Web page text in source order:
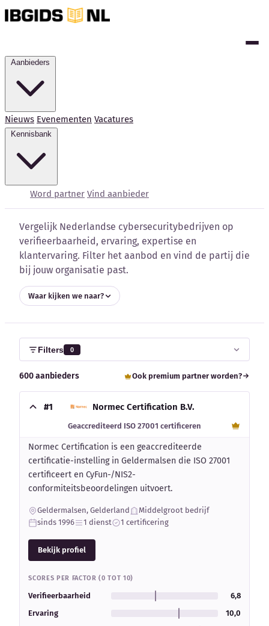
Nieuws Evenementen Vacatures
Word partner Vind aanbieder
Kennisbank
Blog
Externe bronnen
Auteurs
vergelijken
Vergelijk Nederlandse cybersecuritybedrijven op
verifieerbaarheid, ervaring, expertise en
klantervaring. Filter het aanbod en vind de partij die
bij jouw organisatie past.
Waar kijken we naar?
Filters 0
600 aanbieders Ook premium partner worden?
#1 Normec Certification B.V.
Geaccrediteerd ISO 27001 certificeren
Normec Certification is een geaccrediteerde
certificatie-instelling in Geldermalsen die ISO 27001
certificeert en CyFun-/NIS2-
conformiteitsbeoordelingen uitvoert.
Geldermalsen, Gelderland
Middelgroot bedrijf
sinds 1996
1 dienst 1 certificering
Bekijk profiel
SCORES PER FACTOR (0 TOT 10)
Verifieerbaarheid
6,8
Ervaring
10,0